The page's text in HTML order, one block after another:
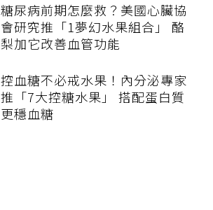
糖尿病前期怎麼救？美國心臟協
會研究推「1夢幻水果組合」 酪
梨加它改善血管功能
控血糖不必戒水果！內分泌專家
推「7大控糖水果」 搭配蛋白質
更穩血糖